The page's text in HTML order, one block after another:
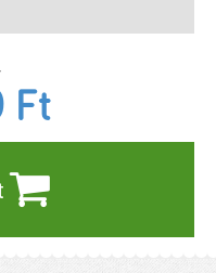
Ft